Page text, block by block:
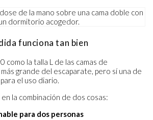
funciona tan bien
como la talla L de las camas de
grande del escaparate, pero sí una de
el uso diario.
la combinación de dos cosas:
para dos personas